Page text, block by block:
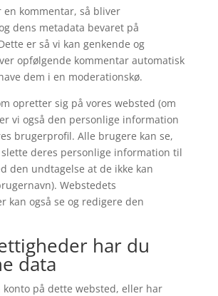
en kommentar, så bliver
dens metadata bevaret på
er så vi kan genkende og
opfølgende kommentar automatisk
dem i en moderationskø.
opretter sig på vores websted (om
vi også den personlige information
brugerprofil. Alle brugere kan se,
deres personlige information til
den undtagelse at de ikke kan
Webstedets
kan også se og redigere den
har du
data
konto på dette websted, eller har